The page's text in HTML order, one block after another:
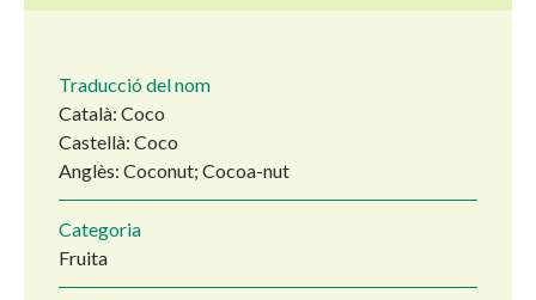
Traducció del nom
Català: Coco
Castellà: Coco
Anglès: Coconut; Cocoa-nut
Categoria
Fruita